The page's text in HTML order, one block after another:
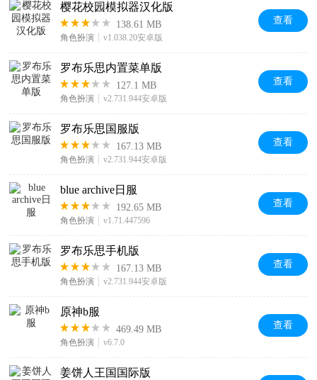
樱花校园模拟器汉化版
138.61 MB
角色扮演 v1.038.20安卓版
查看
罗布乐思内置菜单版
127.1 MB
角色扮演 v2.731.944安卓版
查看
罗布乐思国服版
167.13 MB
角色扮演 v2.731.944安卓版
查看
blue archive日服
192.65 MB
角色扮演 v1.71.447596
查看
罗布乐思手机版
167.13 MB
角色扮演 v2.731.944安卓版
查看
原神b服
469.49 MB
角色扮演 v6.7.0
查看
姜饼人王国国际版